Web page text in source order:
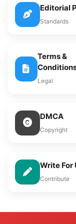
Editorial
Standards
Terms &
Legal
DMCA
Copyright
Write For
Contribute